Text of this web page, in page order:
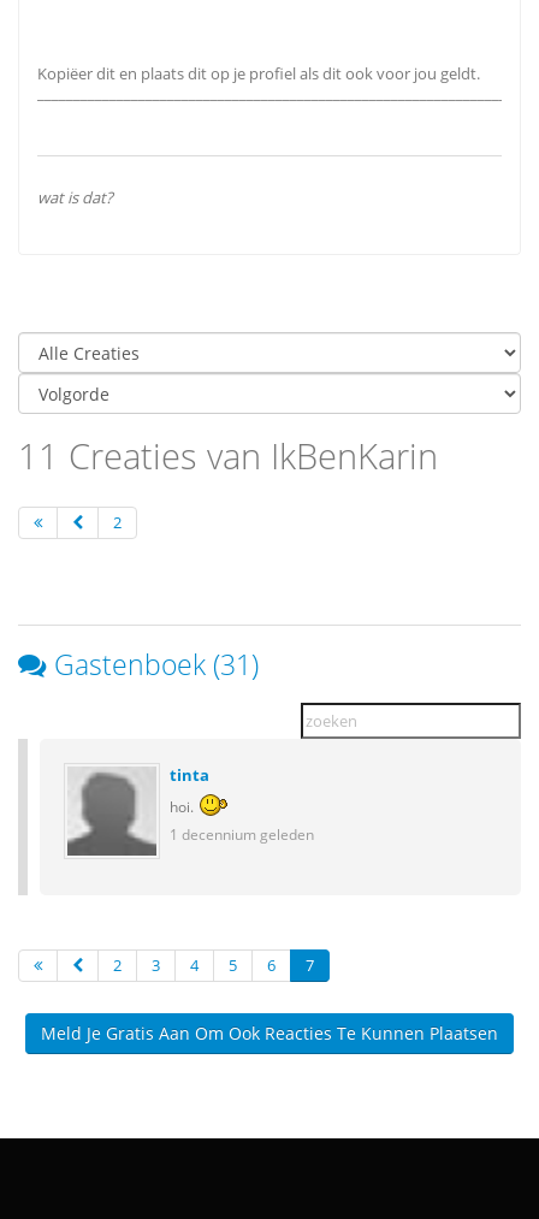
Kopiëer dit en plaats dit op je profiel als dit ook voor jou geldt.
wat is dat?
11 Creaties van IkBenKarin
2
Gastenboek (31)
tinta
hoi.
1 decennium geleden
2 3 4 5 6 7
Meld Je Gratis Aan Om Ook Reacties Te Kunnen Plaatsen